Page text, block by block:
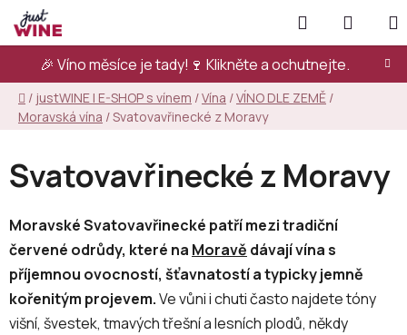
Přejít
na
obsah
🎉 Víno měsíce je tady!🍷 Klikněte a ochutnejte.
Hledat
KOŠÍK
Domů
/ justWINE | E-SHOP s vínem /Vína /VÍNO DLE ZEMĚ /
Moravská vína /Svatovavřinecké z Moravy
Svatovavřinecké z Moravy
Moravské Svatovavřinecké patří mezi tradiční
červené odrůdy, které na Moravě dávají vína s
příjemnou ovocností, šťavnatostí a typicky jemně
kořenitým projevem.Ve vůni i chuti často najdete tóny
višní, švestek, tmavých třešní a lesních plodů, někdy